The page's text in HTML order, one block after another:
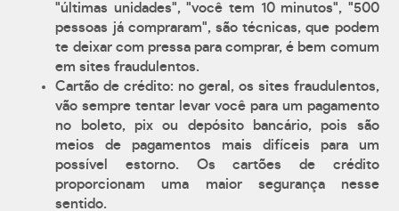
"últimas unidades", "você tem 10 minutos", "500
pessoas já compraram", são técnicas, que podem
te deixar com pressa para comprar, é bem comum
em sites fraudulentos.
Cartão de crédito: no geral, os sites fraudulentos,
vão sempre tentar levar você para um pagamento
no boleto, pix ou depósito bancário, pois são
meios de pagamentos mais difíceis para um
possível estorno. Os cartões de crédito
proporcionam uma maior segurança nesse
sentido.